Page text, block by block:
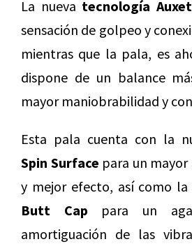
La nueva tecnología
sensación de golpeo y
mientras que la pala, es
dispone de un balance
mayor maniobrabilidad y
Esta pala cuenta con la
Spin Surface para un
y mejor efecto, así como la
Butt Cap para un
amortiguación de las